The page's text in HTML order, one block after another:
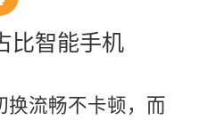
比智能手机
换流畅不卡顿，而